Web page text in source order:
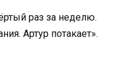
раз за неделю.
Артур потакает».